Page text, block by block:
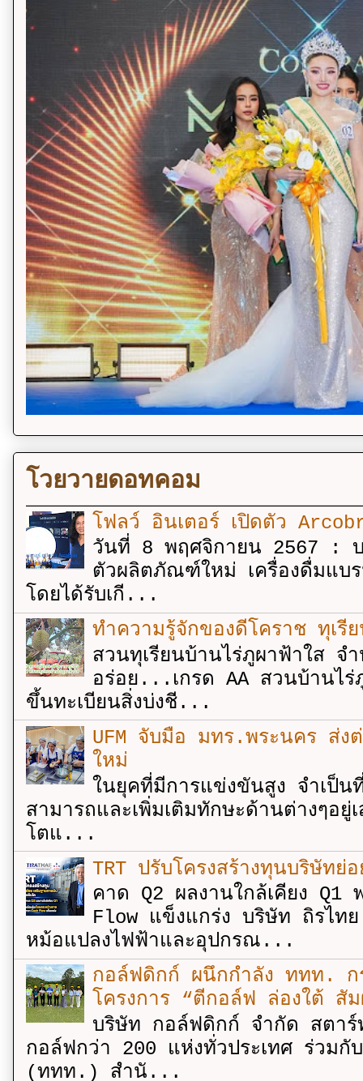
โวยวายดอทคอม
โฟลว์ อินเตอร์ เปิดตัว
วันที่ 8 พฤศจิกายน 2567 : บ
ตัวผลิตภัณฑ์ใหม่ เครื่องดื่มแบ
โดยได้รับเกี...
ทำความรู้จักของดีโคราช ทุเรี
สวนทุเรียนบ้านไร่ภูผาฟ้าใส
อร่อย...เกรด AA สวนบ้านไ
ขึ้นทะเบียนสิ่งบ่งชี...
UFM จับมือ มทร.พระนคร ส่งต่
ใหม่
ในยุคที่มีการแข่งขันสูง จำเป็
สามารถและเพิ่มเติมทักษะด้านต่างๆอยู่
โตแ...
TRT ปรับโครงสร้างทุนบริษัทย่
คาด Q2 ผลงานใกล้เคียง Q1
Flow แข็งแกร่ง บริษัท ถิรไ
หม้อแปลงไฟฟ้าและอุปกรณ...
กอล์ฟดิกก์ ผนึกกำลัง ททท. ก
โครงการ “ตีกอล์ฟ ล่องใต้ สั
บริษัท กอล์ฟดิกก์ จำกัด สตาร์
กอล์ฟกว่า 200 แห่งทั่วประเทศ ร่วมกั
(ททท.) สำนั...